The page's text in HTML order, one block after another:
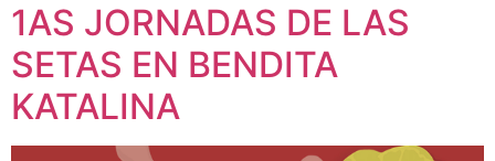
1AS JORNADAS DE LAS
SETAS EN BENDITA
KATALINA